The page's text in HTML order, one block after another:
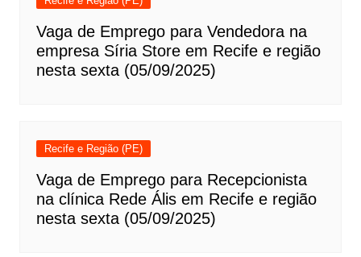
Vaga de Emprego para Vendedora na
empresa Síria Store em Recife e região
nesta sexta (05/09/2025)
Recife e Região (PE)
Vaga de Emprego para Recepcionista
na clínica Rede Ális em Recife e região
nesta sexta (05/09/2025)